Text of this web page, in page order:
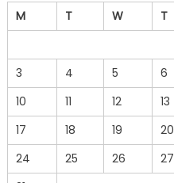
M
T W T
3
4 5 6
10
11 12 13
17
18 19 20
24
25 26 27